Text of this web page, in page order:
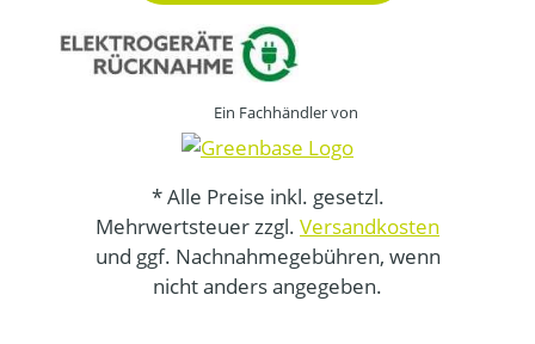
Ein Fachhändler von
* Alle Preise inkl. gesetzl.
Mehrwertsteuer zzgl. Versandkosten
und ggf. Nachnahmegebühren, wenn
nicht anders angegeben.